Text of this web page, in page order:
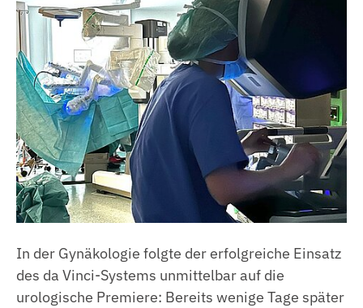
In der Gynäkologie folgte der erfolgreiche Einsatz
des da Vinci-Systems unmittelbar auf die
urologische Premiere: Bereits wenige Tage später